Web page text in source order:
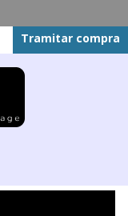
Tramitar compra